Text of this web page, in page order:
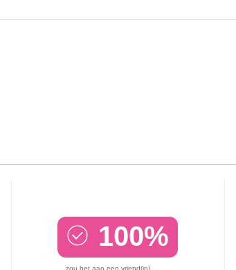
100%
zou het aan een vriend(in)